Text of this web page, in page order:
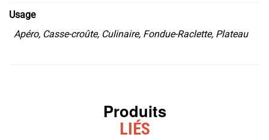
Usage
Apéro, Casse-croûte, Culinaire, Fondue-Raclette, Plateau
Produits
LIÉS